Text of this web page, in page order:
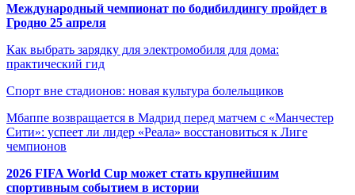
Международный чемпионат по бодибилдингу пройдет в
Гродно 25 апреля
Как выбрать зарядку для электромобиля для дома:
практический гид
Спорт вне стадионов: новая культура болельщиков
Мбаппе возвращается в Мадрид перед матчем с «Манчестер
Сити»: успеет ли лидер «Реала» восстановиться к Лиге
чемпионов
2026 FIFA World Cup может стать крупнейшим
спортивным событием в истории